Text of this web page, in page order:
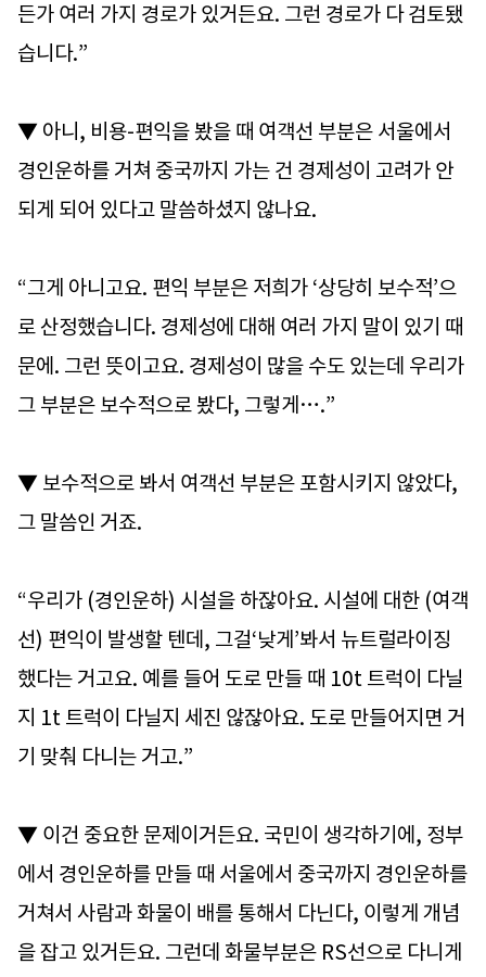
든가 여러 가지 경로가 있거든요. 그런 경로가 다 검토됐
습니다.”
▼ 아니, 비용-편익을 봤을 때 여객선 부분은 서울에서
경인운하를 거쳐 중국까지 가는 건 경제성이 고려가 안
되게 되어 있다고 말씀하셨지 않나요.
“그게 아니고요. 편익 부분은 저희가 ‘상당히 보수적’으
로 산정했습니다. 경제성에 대해 여러 가지 말이 있기 때
문에. 그런 뜻이고요. 경제성이 많을 수도 있는데 우리가
그 부분은 보수적으로 봤다, 그렇게….”
▼ 보수적으로 봐서 여객선 부분은 포함시키지 않았다,
그 말씀인 거죠.
“우리가 (경인운하) 시설을 하잖아요. 시설에 대한 (여객
선) 편익이 발생할 텐데, 그걸‘낮게’봐서 뉴트럴라이징
했다는 거고요. 예를 들어 도로 만들 때 10t 트럭이 다닐
지 1t 트럭이 다닐지 세진 않잖아요. 도로 만들어지면 거
기 맞춰 다니는 거고.”
▼ 이건 중요한 문제이거든요. 국민이 생각하기에, 정부
에서 경인운하를 만들 때 서울에서 중국까지 경인운하를
거쳐서 사람과 화물이 배를 통해서 다닌다, 이렇게 개념
을 잡고 있거든요. 그런데 화물부분은 RS선으로 다니게